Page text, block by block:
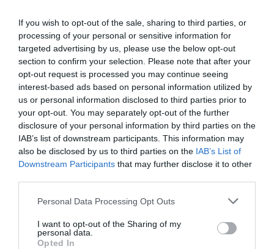
If you wish to opt-out of the sale, sharing to third parties, or
processing of your personal or sensitive information for
targeted advertising by us, please use the below opt-out
section to confirm your selection. Please note that after your
opt-out request is processed you may continue seeing
interest-based ads based on personal information utilized by
us or personal information disclosed to third parties prior to
your opt-out. You may separately opt-out of the further
disclosure of your personal information by third parties on the
IAB’s list of downstream participants. This information may
also be disclosed by us to third parties on the IAB’s List of
Downstream Participants that may further disclose it to other
Personal Data Processing Opt Outs
I want to opt-out of the Sharing of my
personal data.
Opted In
FacebookTwitter PinterestLinkedInEmail Print
Aucun commentaire !
LAISSER UN COMMENTAIRE
FAIRE UN DON
Appel aux lecteurs !
développement !